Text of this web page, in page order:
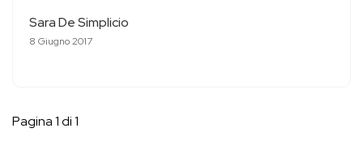
Sara De Simplicio
8 Giugno 2017
Pagina 1 di 1